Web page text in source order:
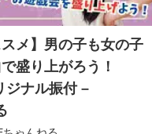
メ】男の子も女の子
盛り上がろう！
ジナル振付 –